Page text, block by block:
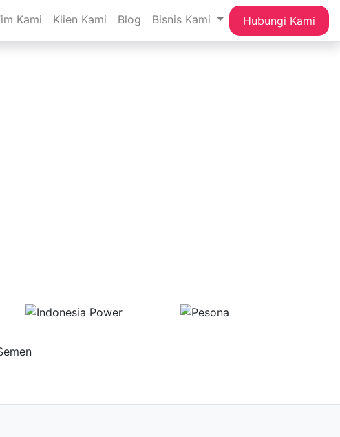
Kami Klien Kami Blog Bisnis Kami Hubungi Kami